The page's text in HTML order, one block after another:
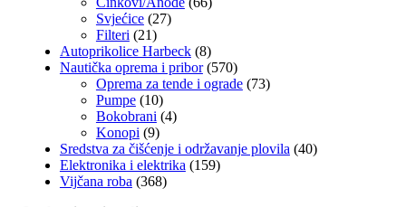
Svjećice (27)
Filteri (21)
Autoprikolice Harbeck (8)
Nautička oprema i pribor (570)
Oprema za tende i ograde (73)
Pumpe (10)
Bokobrani (4)
Konopi (9)
Sredstva za čišćenje i održavanje plovila (40)
Elektronika i elektrika (159)
Vijčana roba (368)